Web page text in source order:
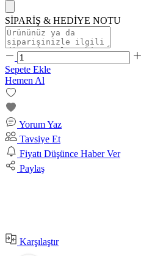
SİPARİŞ & HEDİYE NOTU
Sepete Ekle
Hemen Al
Yorum Yaz
Tavsiye Et
Fiyatı Düşünce Haber Ver
Paylaş
Karşılaştır